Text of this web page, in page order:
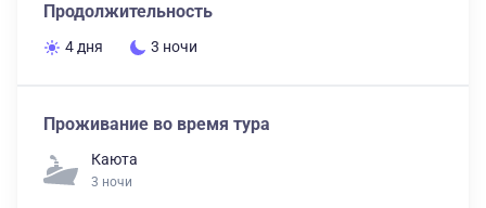
Продолжительность
4 дня 3 ночи
Проживание во время тура
Каюта
3 ночи